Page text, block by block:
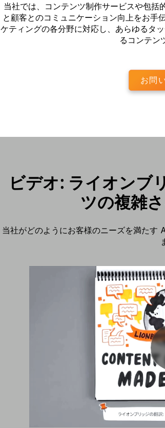
当社では、コンテンツ制作サービスや包
と顧客とのコミュニケーション向上をお手
ケティングの各分野に対応し、あらゆるタ
るコンテン
お問
ビデオ: ライオンブ
ツの複雑
当社がどのようにお客様のニーズを満たす